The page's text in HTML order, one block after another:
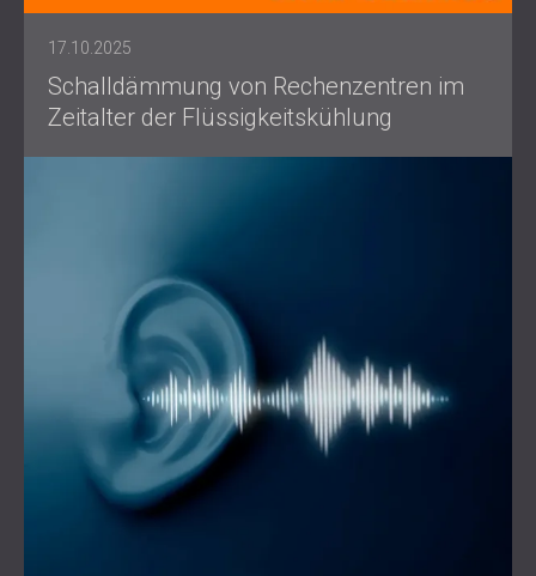
17.10.2025
Schalldämmung von Rechenzentren im
Zeitalter der Flüssigkeitskühlung